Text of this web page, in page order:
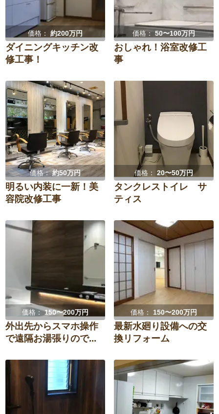
価格：約200万円
ダイニングキッチン改
修工事！
価格： 50〜100万円
おしゃれ！浴室改修工
事
価格：約50万円
明るい内装に一新！美
容院改修工事
価格： 20〜50万円
タンクレストイレ サ
ティス
価格：150〜200万円
外出先からスマホ操作
で遠隔お湯張りので...
価格： 150〜200万円
最新水廻り設備への交
換リフォーム